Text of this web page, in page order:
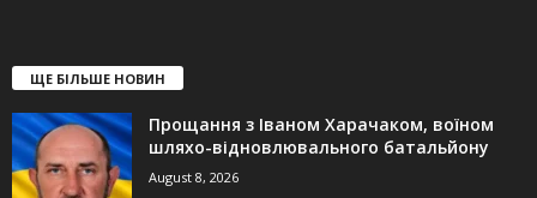
ЩЕ БІЛЬШЕ НОВИН
Прощання з Іваном Харачаком, воїном
шляхо-відновлювального батальйону
August 8, 2026